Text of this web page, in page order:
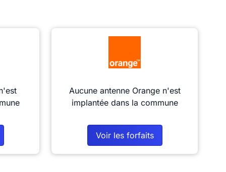
Aucune antenne Orange n'est
implantée dans la commune
Voir les forfaits